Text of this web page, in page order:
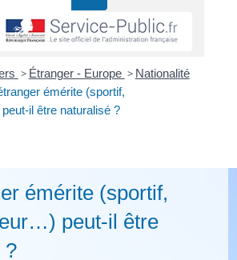
> Étranger - Europe > Nationalité
émérite (sportif,
il être naturalisé ?
émérite (sportif,
peut-il être
?